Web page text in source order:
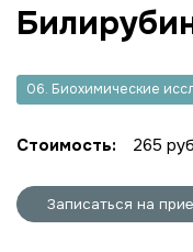
06. Биохимические
Стоимость: 265
Записаться на